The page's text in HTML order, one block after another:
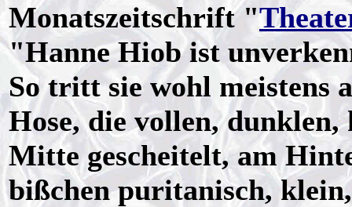
Monatszeitschrift "
"Hanne Hiob ist
So tritt sie wohl meistens
Hose, die vollen,
Mitte gescheitelt, am
bißchen puritanisch,